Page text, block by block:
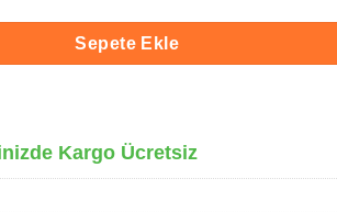
Sepete Ekle
Kargo Ücretsiz